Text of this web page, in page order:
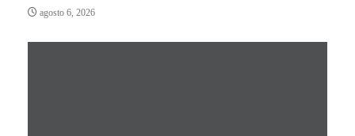
agosto 6, 2026